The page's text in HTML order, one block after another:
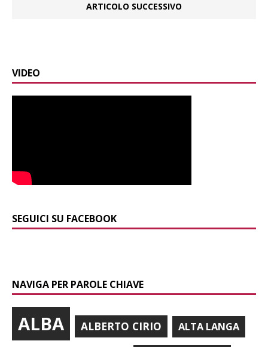
ARTICOLO SUCCESSIVO
VIDEO
SEGUICI SU FACEBOOK
NAVIGA PER PAROLE CHIAVE
ALBA ALBERTO CIRIO ALTA LANGA